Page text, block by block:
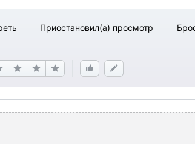
Приостановил(а) просмотр